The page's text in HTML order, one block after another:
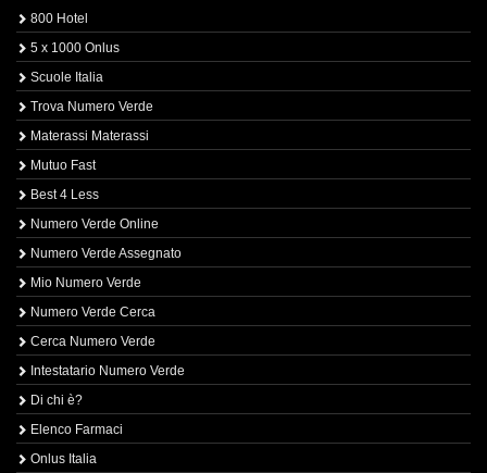
800 Hotel
5 x 1000 Onlus
Scuole Italia
Trova Numero Verde
Materassi Materassi
Mutuo Fast
Best 4 Less
Numero Verde Online
Numero Verde Assegnato
Mio Numero Verde
Numero Verde Cerca
Cerca Numero Verde
Intestatario Numero Verde
Di chi è?
Elenco Farmaci
Onlus Italia